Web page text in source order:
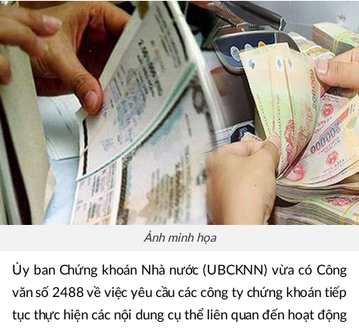
Ảnh minh họa
Ủy ban Chứng khoán Nhà nước (UBCKNN) vừa có Công
văn số 2488 về việc yêu cầu các công ty chứng khoán tiếp
tục thực hiện các nội dung cụ thể liên quan đến hoạt động